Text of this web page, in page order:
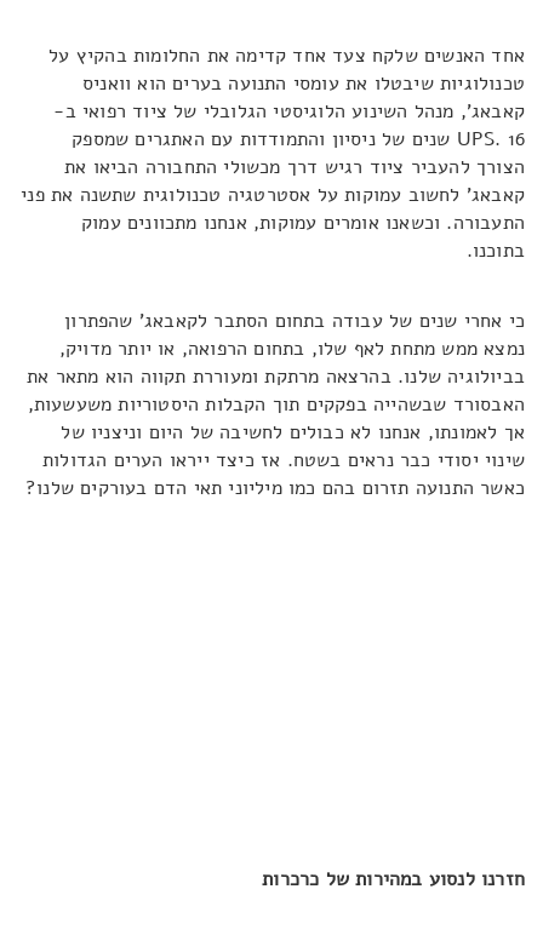
אחד האנשים שלקח צעד אחד קדימה את החלומות בהקיץ על
טכנולוגיות שיבטלו את עומסי התנועה בערים הוא וואניס
קאבאג', מנהל השינוע הלוגיסטי הגלובלי של ציוד רפואי ב-
UPS. 16 שנים של ניסיון והתמודדות עם האתגרים שמספק
הצורך להעביר ציוד רגיש דרך מכשולי התחבורה הביאו את
קאבאג' לחשוב עמוקות על אסטרטגיה טכנולוגית שתשנה את פני
התעבורה. וכשאנו אומרים עמוקות, אנחנו מתכוונים עמוק
בתוכנו.
כי אחרי שנים של עבודה בתחום הסתבר לקאבאג' שהפתרון
נמצא ממש מתחת לאף שלו, בתחום הרפואה, או יותר מדויק,
בביולוגיה שלנו. בהרצאה מרתקת ומעוררת תקווה הוא מתאר את
האבסורד שבשהייה בפקקים תוך הקבלות היסטוריות משעשעות,
אך לאמונתו, אנחנו לא כבולים לחשיבה של היום וניצניו של
שינוי יסודי כבר נראים בשטח. אז כיצד ייראו הערים הגדולות
כאשר התנועה תזרום בהם כמו מיליוני תאי הדם בעורקים שלנו?
חזרנו לנסוע במהירות של כרכרות